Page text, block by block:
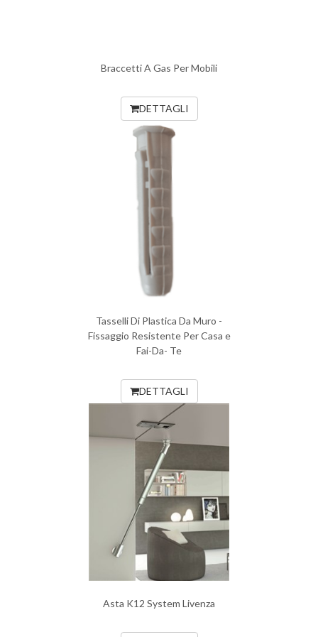
Braccetti A Gas Per Mobili
DETTAGLI
Tasselli Di Plastica Da Muro -
Fissaggio Resistente Per Casa e
Fai-Da- Te
DETTAGLI
Asta K12 System Livenza